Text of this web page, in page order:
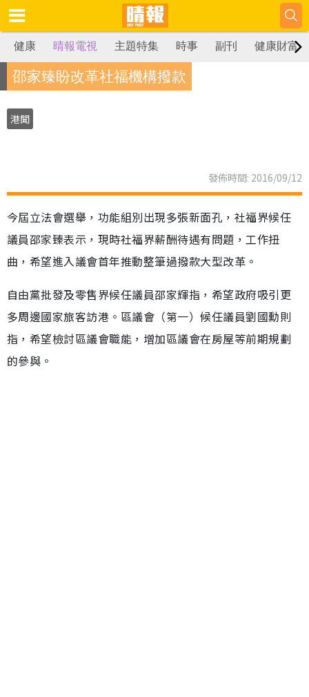
健康 晴報電視 主題特集 時事 副刊 健康財富
邵家臻盼改革社福機構撥款
港聞
發佈時間: 2016/09/12
今屆立法會選舉，功能組別出現多張新面孔，社福界候任
議員邵家臻表示，現時社福界薪酬待遇有問題，工作扭
曲，希望進入議會首年推動整筆過撥款大型改革。
自由黨批發及零售界候任議員邵家輝指，希望政府吸引更
多周邊國家旅客訪港。區議會（第一）候任議員劉國勳則
指，希望檢討區議會職能，增加區議會在房屋等前期規劃
的參與。